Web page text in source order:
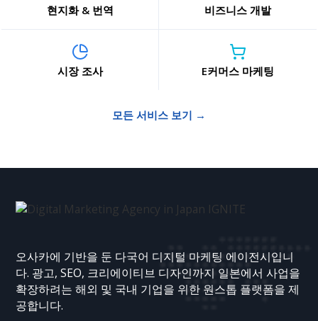
현지화 & 번역 비즈니스 개발
시장 조사 E커머스 마케팅
모든 서비스 보기 →
오사카에 기반을 둔 다국어 디지털 마케팅 에이전시입니
다. 광고, SEO, 크리에이티브 디자인까지 일본에서 사업을
확장하려는 해외 및 국내 기업을 위한 원스톱 플랫폼을 제
공합니다.